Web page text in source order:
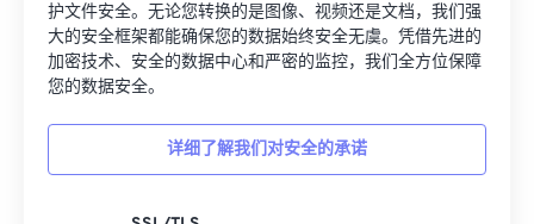
护文件安全。无论您转换的是图像、视频还是文档，我们强
大的安全框架都能确保您的数据始终安全无虞。凭借先进的
加密技术、安全的数据中心和严密的监控，我们全方位保障
您的数据安全。
详细了解我们对安全的承诺